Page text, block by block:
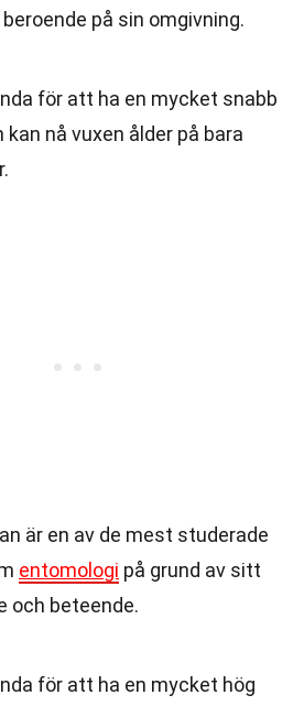
på sin omgivning.
för att ha en mycket snabb
nå vuxen ålder på bara
är en av de mest studerade
entomologi på grund av sitt
och beteende.
för att ha en mycket hög